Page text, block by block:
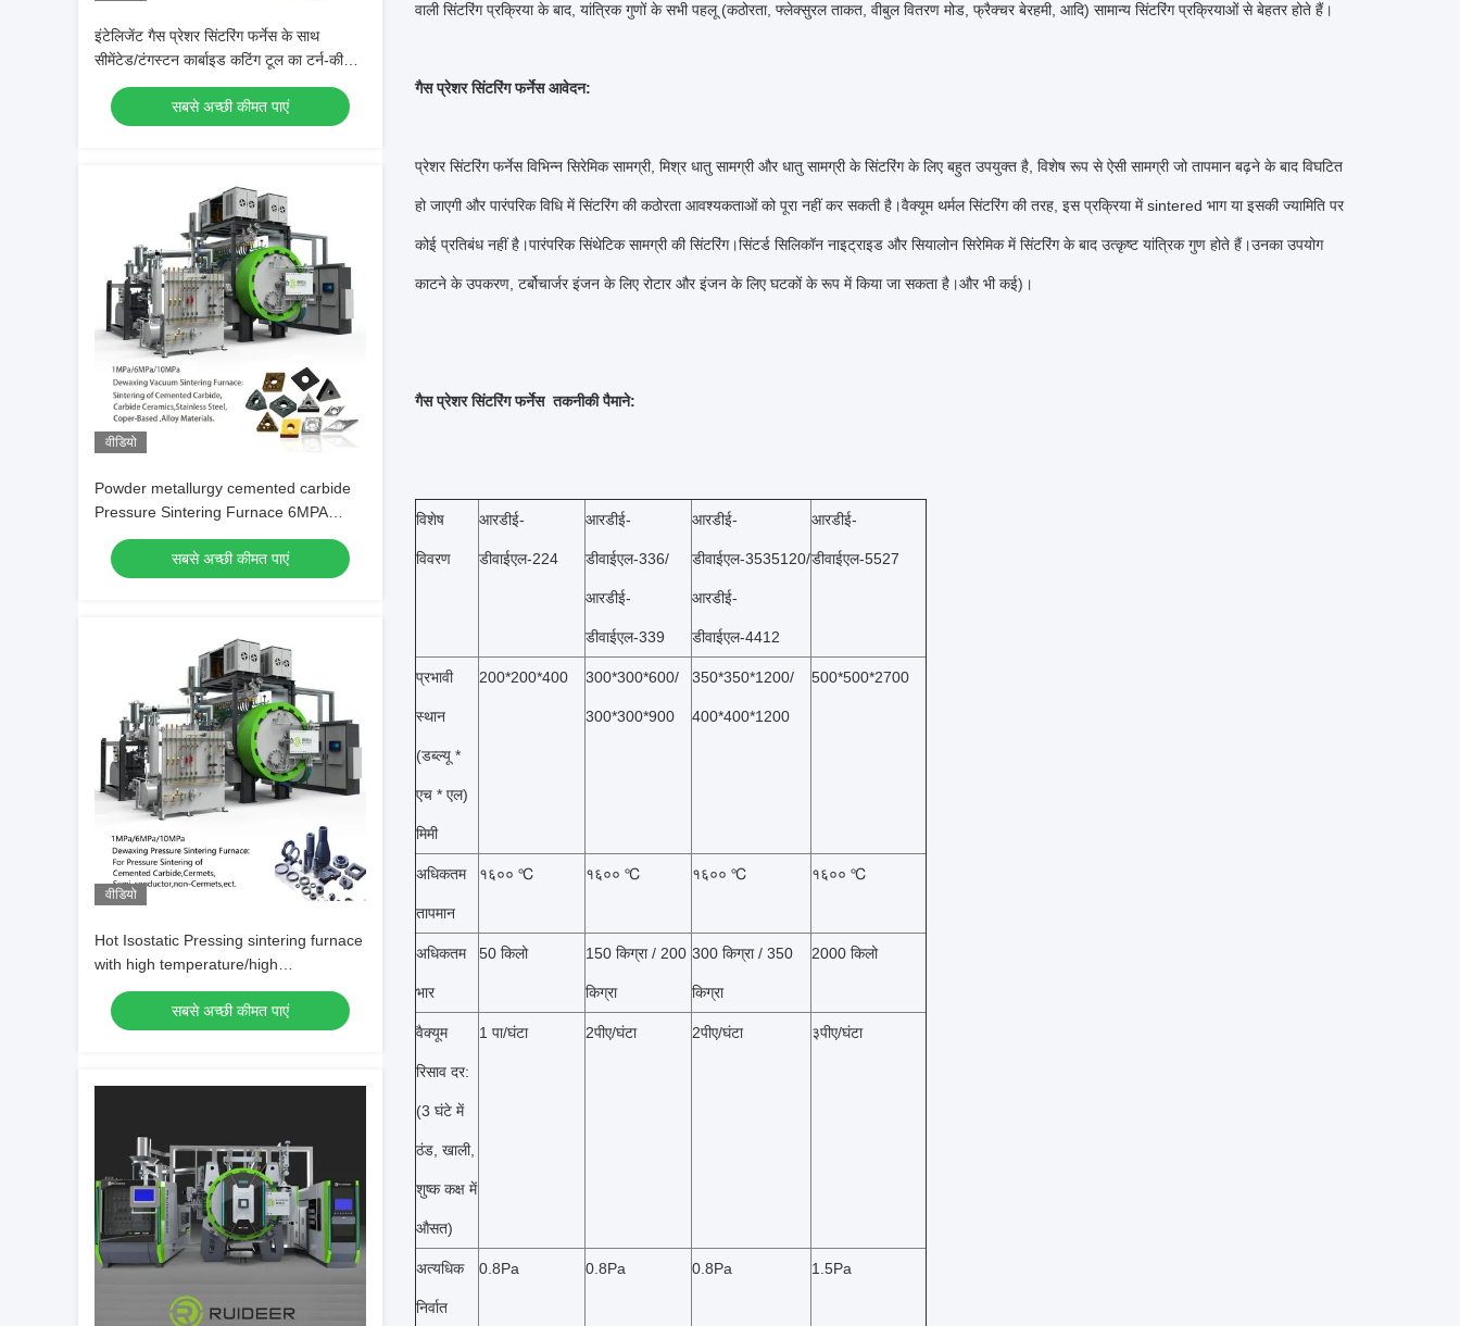
इंटेलिजेंट गैस प्रेशर सिंटरिंग फर्नेस के साथ
सीमेंटेड/टंगस्टन कार्बाइड कटिंग टूल का टर्न-की
प्रोजेक्ट
सबसे अच्छी कीमत पाएं
वीडियो
Powder metallurgy cemented carbide
Pressure Sintering Furnace 6MPA
1600℃
सबसे अच्छी कीमत पाएं
वीडियो
Hot Isostatic Pressing sintering furnace
with high temperature/high
pressure/Inert gas protection
सबसे अच्छी कीमत पाएं
वाली सिंटरिंग प्रक्रिया के बाद, यांत्रिक गुणों के सभी पहलू (कठोरता, फ्लेक्सुरल ताकत, वीबुल वितरण मोड, फ्रैक्चर बेरहमी, आदि) सामान्य सिंटरिंग प्रक्रियाओं से बेहतर होते हैं।
गैस प्रेशर सिंटरिंग फर्नेस आवेदन:
प्रेशर सिंटरिंग फर्नेस विभिन्न सिरेमिक सामग्री, मिश्र धातु सामग्री और धातु सामग्री के सिंटरिंग के लिए बहुत उपयुक्त है, विशेष रूप से ऐसी सामग्री जो तापमान बढ़ने के बाद विघटित
हो जाएगी और पारंपरिक विधि में सिंटरिंग की कठोरता आवश्यकताओं को पूरा नहीं कर सकती है।वैक्यूम थर्मल सिंटरिंग की तरह, इस प्रक्रिया में sintered भाग या इसकी ज्यामिति पर
कोई प्रतिबंध नहीं है।पारंपरिक सिंथेटिक सामग्री की सिंटरिंग।सिंटर्ड सिलिकॉन नाइट्राइड और सियालोन सिरेमिक में सिंटरिंग के बाद उत्कृष्ट यांत्रिक गुण होते हैं।उनका उपयोग
काटने के उपकरण, टर्बोचार्जर इंजन के लिए रोटार और इंजन के लिए घटकों के रूप में किया जा सकता है।और भी कई)।
गैस प्रेशर सिंटरिंग फर्नेस तकनीकी पैमाने:
विशेष
विवरण
आरडीई-
डीवाईएल-224
आरडीई-
डीवाईएल-336/
आरडीई-
डीवाईएल-339
आरडीई-
डीवाईएल-3535120/
आरडीई-
डीवाईएल-4412
आरडीई-
डीवाईएल-5527
प्रभावी
स्थान
(डब्ल्यू *
एच * एल)
मिमी
200*200*400 300*300*600/
300*300*900
350*350*1200/
400*400*1200
500*500*2700
अधिकतम
तापमान
१६०० ℃ १६०० ℃ १६०० ℃ १६०० ℃
अधिकतम
भार
50 किलो 150 किग्रा / 200
किग्रा
300 किग्रा / 350
किग्रा
2000 किलो
वैक्यूम
रिसाव दर:
(3 घंटे में
ठंड, खाली,
शुष्क कक्ष में
औसत)
1 पा/घंटा 2पीए/घंटा 2पीए/घंटा ३पीए/घंटा
अत्यधिक
निर्वात
0.8Pa 0.8Pa 0.8Pa 1.5Pa